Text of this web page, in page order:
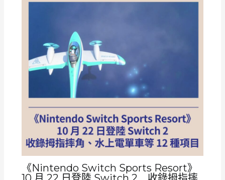
《Nintendo Switch Sports Resort》